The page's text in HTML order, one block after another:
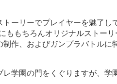
ーリーでプレイヤーを魅了
ももちろんオリジナルストー
作、およびガンプラバトル
学園の門をくぐりますが、